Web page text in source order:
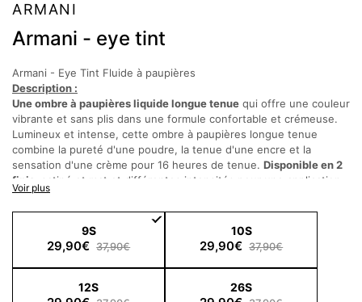
ARMANI
Armani - eye tint
Armani - Eye Tint Fluide à paupières
Description :
Une ombre à paupières liquide longue tenue qui offre une couleur
vibrante et sans plis dans une formule confortable et crémeuse.
Lumineux et intense, cette ombre à paupières longue tenue
combine la pureté d'une poudre, la tenue d'une encre et la
sensation d'une crème pour 16 heures de tenue. Disponible en 2
finis
, satiné et mat et différentes intensités pour une application
multi-usage. cette ombre à paupières longue tenue infaillible est
facile à utiliser pour un maquillage en toute occasion.
La formule crémeuse à base d'eau permet à l'ombre à paupières
de glisser en douceur et de se fondre lors de l'application tout en
fixant la couleur pour un résultat instantané. Infusé de pigments
de couleur pure et de perles subtiles pour stimuler l'éclat et faire
ressortir instantanément les yeux. Son
applicateur polyvalen
Voir plus
9S
29,90€ 37,90€
10S
29,90€ 37,90€
12S 26S